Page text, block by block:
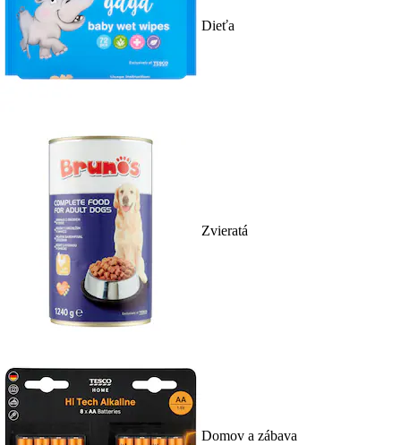
Dieťa
Zvieratá
Domov a zábava